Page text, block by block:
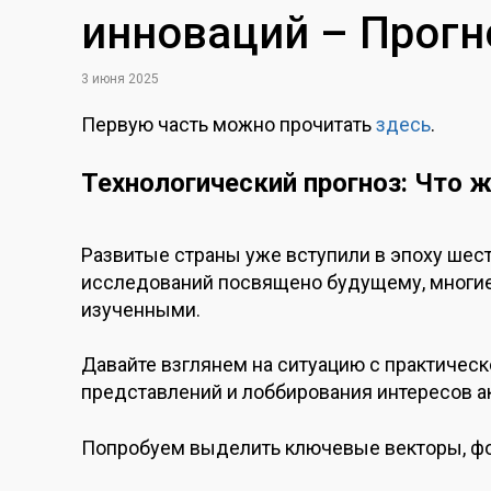
инноваций –
3 июня 2025
Первую часть можно прочитатьздесь.
Технологический прогноз:
Развитые страны уже вступили в эпоху
исследований посвящено будущему,
изученными.
Давайте взглянем на ситуацию с
представлений и лоббирования интересов
Попробуем выделить ключевые векторы,